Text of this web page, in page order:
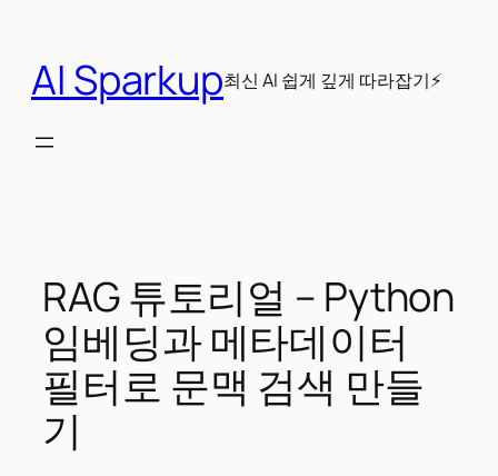
AI Sparkup최신 AI 쉽게 깊게 따라잡기⚡
RAG 튜토리얼 – Python
임베딩과 메타데이터
필터로 문맥 검색 만들
기